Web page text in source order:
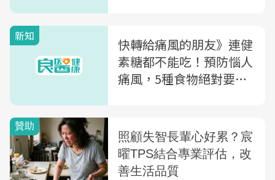
新知
快轉給痛風的朋友》連健
素糖都不能吃！預防惱人
痛風，5種食物絕對要忌